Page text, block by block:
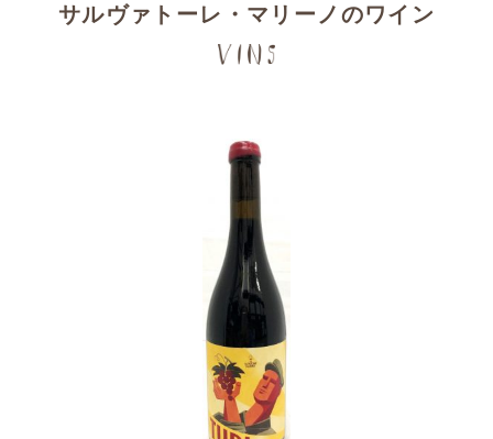
サルヴァトーレ・マリーノのワイン